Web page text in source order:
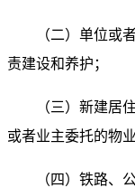
（二）单位或
责建设和养护；
（三）新建居
或者业主委托的物
（四）铁路、